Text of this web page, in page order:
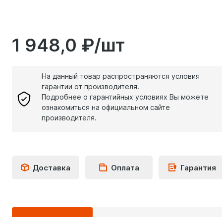
1 948,0 ₽/шт
На данный товар распространяются условия
гарантии от производителя.
Подробнее о гарантийных условиях Вы можете
ознакомиться на официальном сайте
производителя.
Доставка Оплата Гарантия